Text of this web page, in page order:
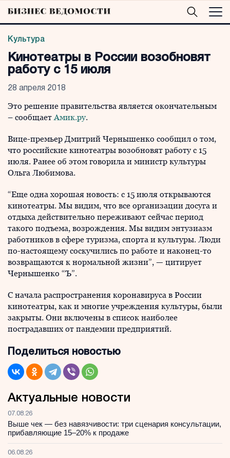
Культура
Кинотеатры в России возобновят
работу с 15 июля
28 апреля 2018
Это решение правительства является окончательным
– сообщаетАмик.ру.
Вице-премьер Дмитрий Чернышенко сообщил о том,
что российские кинотеатры возобновят работу с 15
июля. Ранее об этом говорила и министр культуры
Ольга Любимова.
“Еще одна хорошая новость: с 15 июля открываются
кинотеатры. Мы видим, что все организации досуга и
отдыха действительно переживают сейчас период
такого подъема, возрождения. Мы видим энтузиазм
работников в сфере туризма, спорта и культуры. Люди
по-настоящему соскучились по работе и наконец-то
возвращаются к нормальной жизни”, — цитирует
Чернышенко “Ъ”.
С начала распространения коронавируса в России
кинотеатры, как и многие учреждения культуры, были
закрыты. Они включены в список наиболее
пострадавших от пандемии предприятий.
Поделиться новостью
Актуальные новости
07.08.26
Выше чек — без навязчивости: три сценария консультации,
прибавляющие 15–20% к продаже
06.08.26